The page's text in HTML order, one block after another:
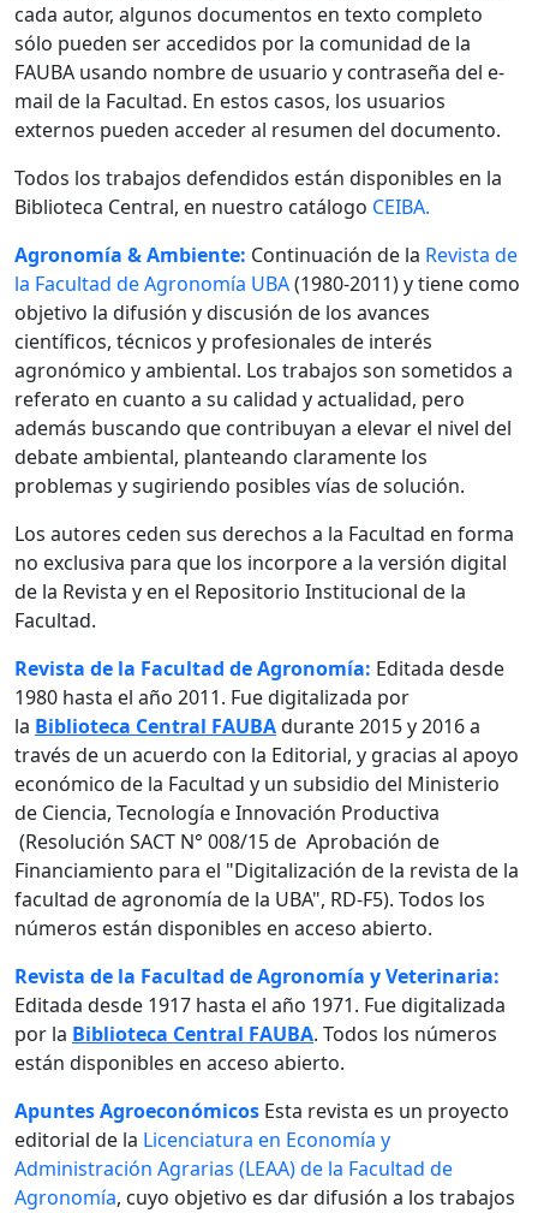
cada autor, algunos documentos en texto completo
sólo pueden ser accedidos por la comunidad de la
FAUBA usando nombre de usuario y contraseña del e-
mail de la Facultad. En estos casos, los usuarios
externos pueden acceder al resumen del documento.
Todos los trabajos defendidos están disponibles en la
Biblioteca Central, en nuestro catálogo CEIBA.
Agronomía & Ambiente: Continuación de la Revista de
la Facultad de Agronomía UBA(1980-2011) y tiene como
objetivo la difusión y discusión de los avances
científicos, técnicos y profesionales de interés
agronómico y ambiental. Los trabajos son sometidos a
referato en cuanto a su calidad y actualidad, pero
además buscando que contribuyan a elevar el nivel del
debate ambiental, planteando claramente los
problemas y sugiriendo posibles vías de solución.
Los autores ceden sus derechos a la Facultad en forma
no exclusiva para que los incorpore a la versión digital
de la Revista y en el Repositorio Institucional de la
Facultad.
Revista de la Facultad de Agronomía: Editada desde
1980 hasta el año 2011. Fue digitalizada por
la Biblioteca Central FAUBAdurante 2015 y 2016 a
través de un acuerdo con la Editorial, y gracias al apoyo
económico de la Facultad y un subsidio del Ministerio
de Ciencia, Tecnología e Innovación Productiva
(Resolución SACT N° 008/15 de Aprobación de
Financiamiento para el "Digitalización de la revista de la
facultad de agronomía de la UBA", RD-F5). Todos los
números están disponibles en acceso abierto.
Revista de la Facultad de Agronomía y Veterinaria:
Editada desde 1917 hasta el año 1971. Fue digitalizada
por la Biblioteca Central FAUBA. Todos los números
están disponibles en acceso abierto.
Apuntes Agroeconómicos Esta revista es un proyecto
editorial de la Licenciatura en Economía y
Administración Agrarias (LEAA) de la Facultad de
Agronomía, cuyo objetivo es dar difusión a los trabajos